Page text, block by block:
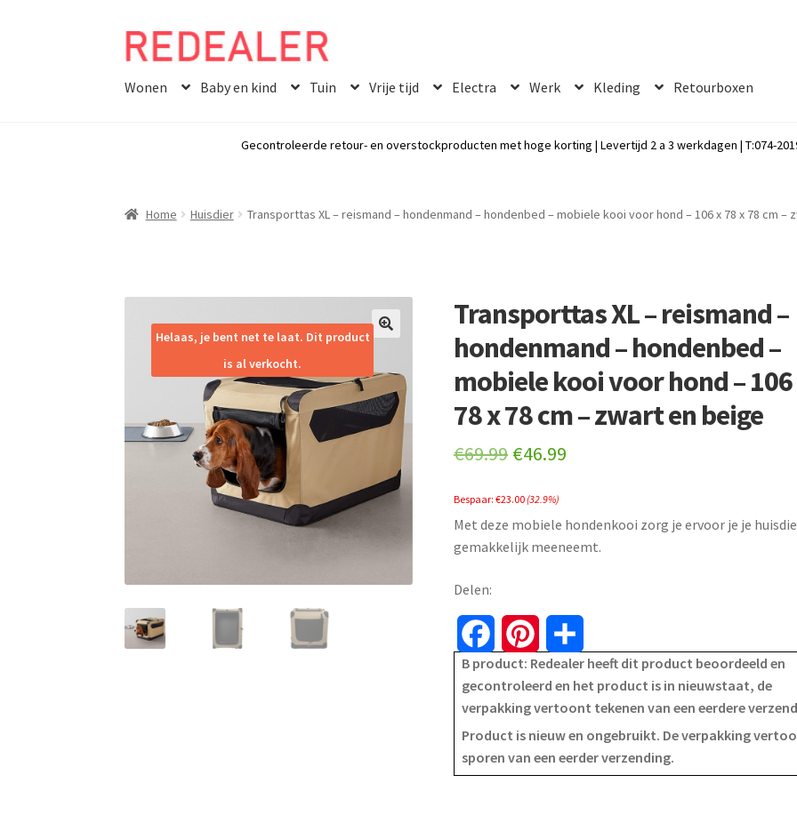
Skip
navigation
Skip
content
Wonen Baby en kind Tuin Vrije tijd Electra Werk Kleding Retourboxen
Gecontroleerde retour- en overstockproducten met hoge korting | Levertijd 2 a 3 werkdagen | T:074-
Home Huisdier Transporttas XL – reismand – hondenmand – hondenbed – mobiele kooi voor hond – 106 x 78 x 78 cm –
Helaas, je bent net te laat. Dit product
is al verkocht.
Transporttas XL – reismand –
hondenmand – hondenbed –
mobiele kooi voor hond –
78 x 78 cm – zwart en beige
€69.99 Original
was:
€69.99.
€46.99
is:
€46.99.
Bespaar:€23.00(32.9%)
Met deze mobiele hondenkooi zorg je ervoor je je
gemakkelijk meeneemt.
Delen:
a
c
e
i
n
t
h
a
r
B product: Redealer heeft dit product beoordeeld en
gecontroleerd en het product is in nieuwstaat, de
verpakking vertoont tekenen van een eerdere
Product is nieuw en ongebruikt. De verpakking
sporen van een eerder verzending.